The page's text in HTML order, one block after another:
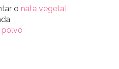
o nata vegetal
polvo